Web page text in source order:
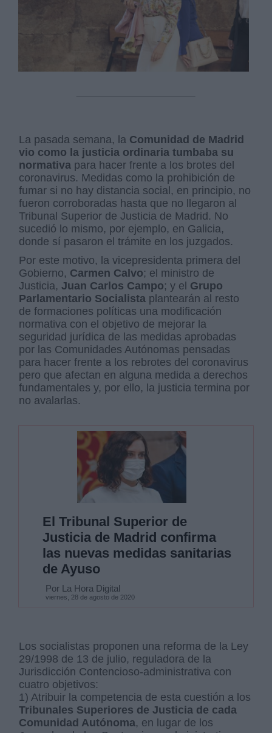
La pasada semana, la Comunidad de Madrid
vio como la justicia ordinaria tumbaba su
normativa para hacer frente a los brotes del
coronavirus. Medidas como la prohibición de
fumar si no hay distancia social, en principio, no
fueron corroboradas hasta que no llegaron al
Tribunal Superior de Justicia de Madrid. No
sucedió lo mismo, por ejemplo, en Galicia,
donde sí pasaron el trámite en los juzgados.
Por este motivo, la vicepresidenta primera del
Gobierno, Carmen Calvo; el ministro de
Justicia, Juan Carlos Campo; y el Grupo
Parlamentario Socialista plantearán al resto
de formaciones políticas una modificación
normativa con el objetivo de mejorar la
seguridad jurídica de las medidas aprobadas
por las Comunidades Autónomas pensadas
para hacer frente a los rebrotes del coronavirus
pero que afectan en alguna medida a derechos
fundamentales y, por ello, la justicia termina por
no avalarlas.
El Tribunal Superior de
Justicia de Madrid confirma
las nuevas medidas sanitarias
de Ayuso
Por La Hora Digital
viernes, 28 de agosto de 2020
Los socialistas proponen una reforma de la Ley
29/1998 de 13 de julio, reguladora de la
Jurisdicción Contencioso-administrativa con
cuatro objetivos:
1) Atribuir la competencia de esta cuestión a los
Tribunales Superiores de Justicia de cada
Comunidad Autónoma, en lugar de los